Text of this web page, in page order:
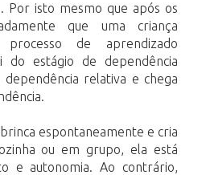
Por isto mesmo que após os
que uma criança
de aprendizado
do estágio de dependência
dependência relativa e chega
espontaneamente e cria
ou em grupo, ela está
e autonomia. Ao contrário,